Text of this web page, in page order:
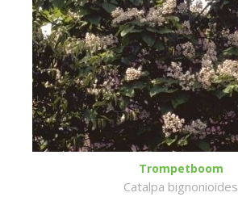
Trompetboom
Catalpa bignonioides